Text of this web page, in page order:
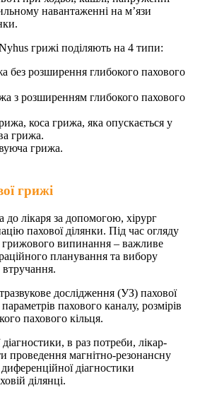
навантаженні на м’язи
грижі поділяють на 4 типи:
без розширення глибокого пахового
з розширенням глибокого пахового
коса грижа, яка опускається у
грижа.
грижа.
грижі
до лікаря за допомогою, хірург
пахової ділянки. Під час огляду
грижового випинання – важливе
планування та вибору
втручання.
дослідження (УЗ) пахової
пахового каналу, розмірів
пахового кільця.
в раз потреби, лікар-
проведення магнітно-резонансну
діагностики
ділянці.